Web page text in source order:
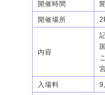
開催時間
開催場所
内容
入場料